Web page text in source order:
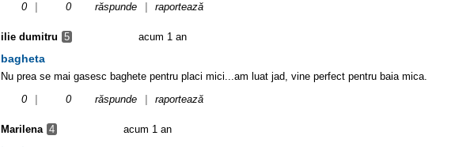
0
0 răspunde raportează
ilie dumitru 5 acum 1 an
bagheta
Nu prea se mai gasesc baghete pentru placi mici...am luat jad, vine perfect pentru baia mica.
0
0 răspunde raportează
Marilena 4 acum 1 an